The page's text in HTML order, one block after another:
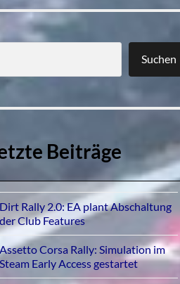
Suchen
Beiträge
Dirt Rally 2.0: EA plant Abschaltung
der Club Features
Assetto Corsa Rally: Simulation im
Steam Early Access gestartet